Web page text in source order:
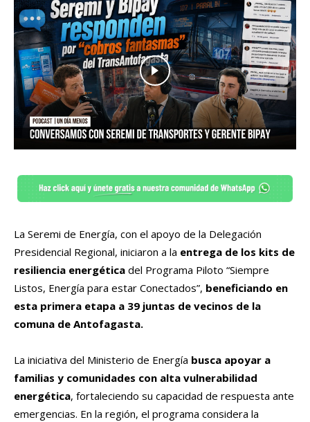
La Seremi de Energía, con el apoyo de la Delegación
Presidencial Regional, iniciaron a la entrega de los kits de
resiliencia energética del Programa Piloto “Siempre
Listos, Energía para estar Conectados”, beneficiando en
esta primera etapa a 39 juntas de vecinos de la
comuna de Antofagasta.
La iniciativa del Ministerio de Energía busca apoyar a
familias y comunidades con alta vulnerabilidad
energética, fortaleciendo su capacidad de respuesta ante
emergencias. En la región, el programa considera la